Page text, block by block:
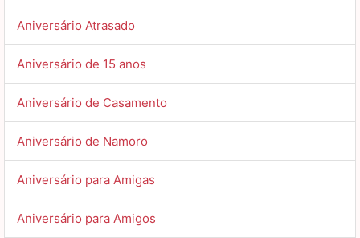
Aniversário Atrasado
Aniversário de 15 anos
Aniversário de Casamento
Aniversário de Namoro
Aniversário para Amigas
Aniversário para Amigos